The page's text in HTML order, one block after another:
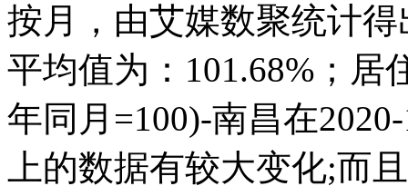
按月，由艾媒数聚统计得
平均值为：101.68%；居
年同月=100)-南昌在
上的数据有较大变化;而